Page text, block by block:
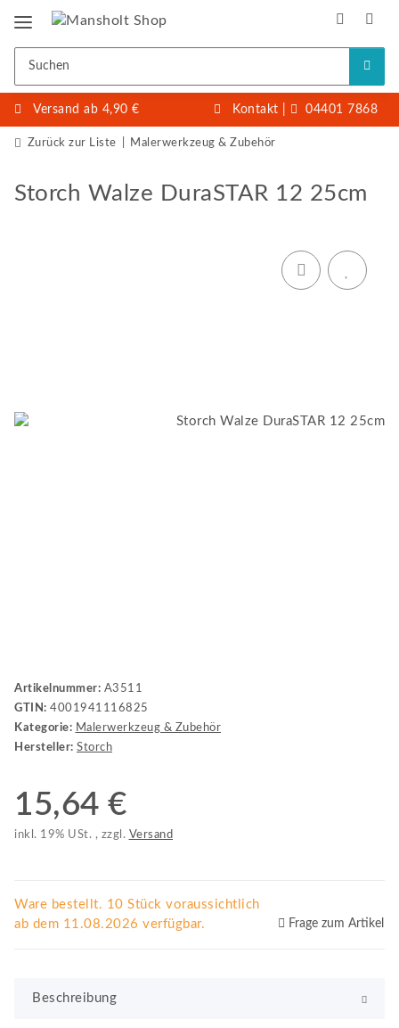
Versand ab 4,90 € Kontakt 04401 7868
Zurück zur Liste Malerwerkzeug & Zubehör
Storch Walze DuraSTAR 12 25cm
Artikelnummer: A3511
GTIN: 4001941116825
Kategorie: Malerwerkzeug & Zubehör
Hersteller: Storch
15,64 €
inkl. 19% USt. , zzgl. Versand
Ware bestellt. 10 Stück voraussichtlich
ab dem 11.08.2026 verfügbar.
Frage zum Artikel
Beschreibung